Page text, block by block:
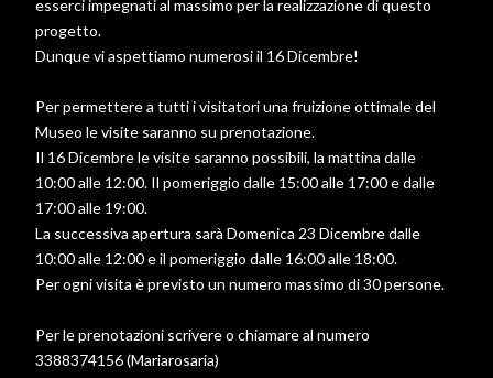
esserci impegnati al massimo per la realizzazione di questo
progetto.
Dunque vi aspettiamo numerosi il 16 Dicembre!
Per permettere a tutti i visitatori una fruizione ottimale del
Museo le visite saranno su prenotazione.
Il 16 Dicembre le visite saranno possibili, la mattina dalle
10:00 alle 12:00. Il pomeriggio dalle 15:00 alle 17:00 e dalle
17:00 alle 19:00.
La successiva apertura sarà Domenica 23 Dicembre dalle
10:00 alle 12:00 e il pomeriggio dalle 16:00 alle 18:00.
Per ogni visita è previsto un numero massimo di 30 persone.
Per le prenotazioni scrivere o chiamare al numero
3388374156 (Mariarosaria)